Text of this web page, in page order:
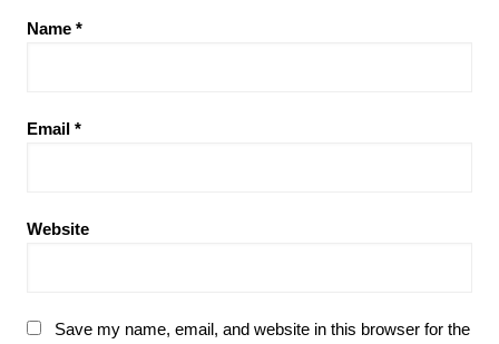
Name *
Email *
Website
Save my name, email, and website in this browser for the